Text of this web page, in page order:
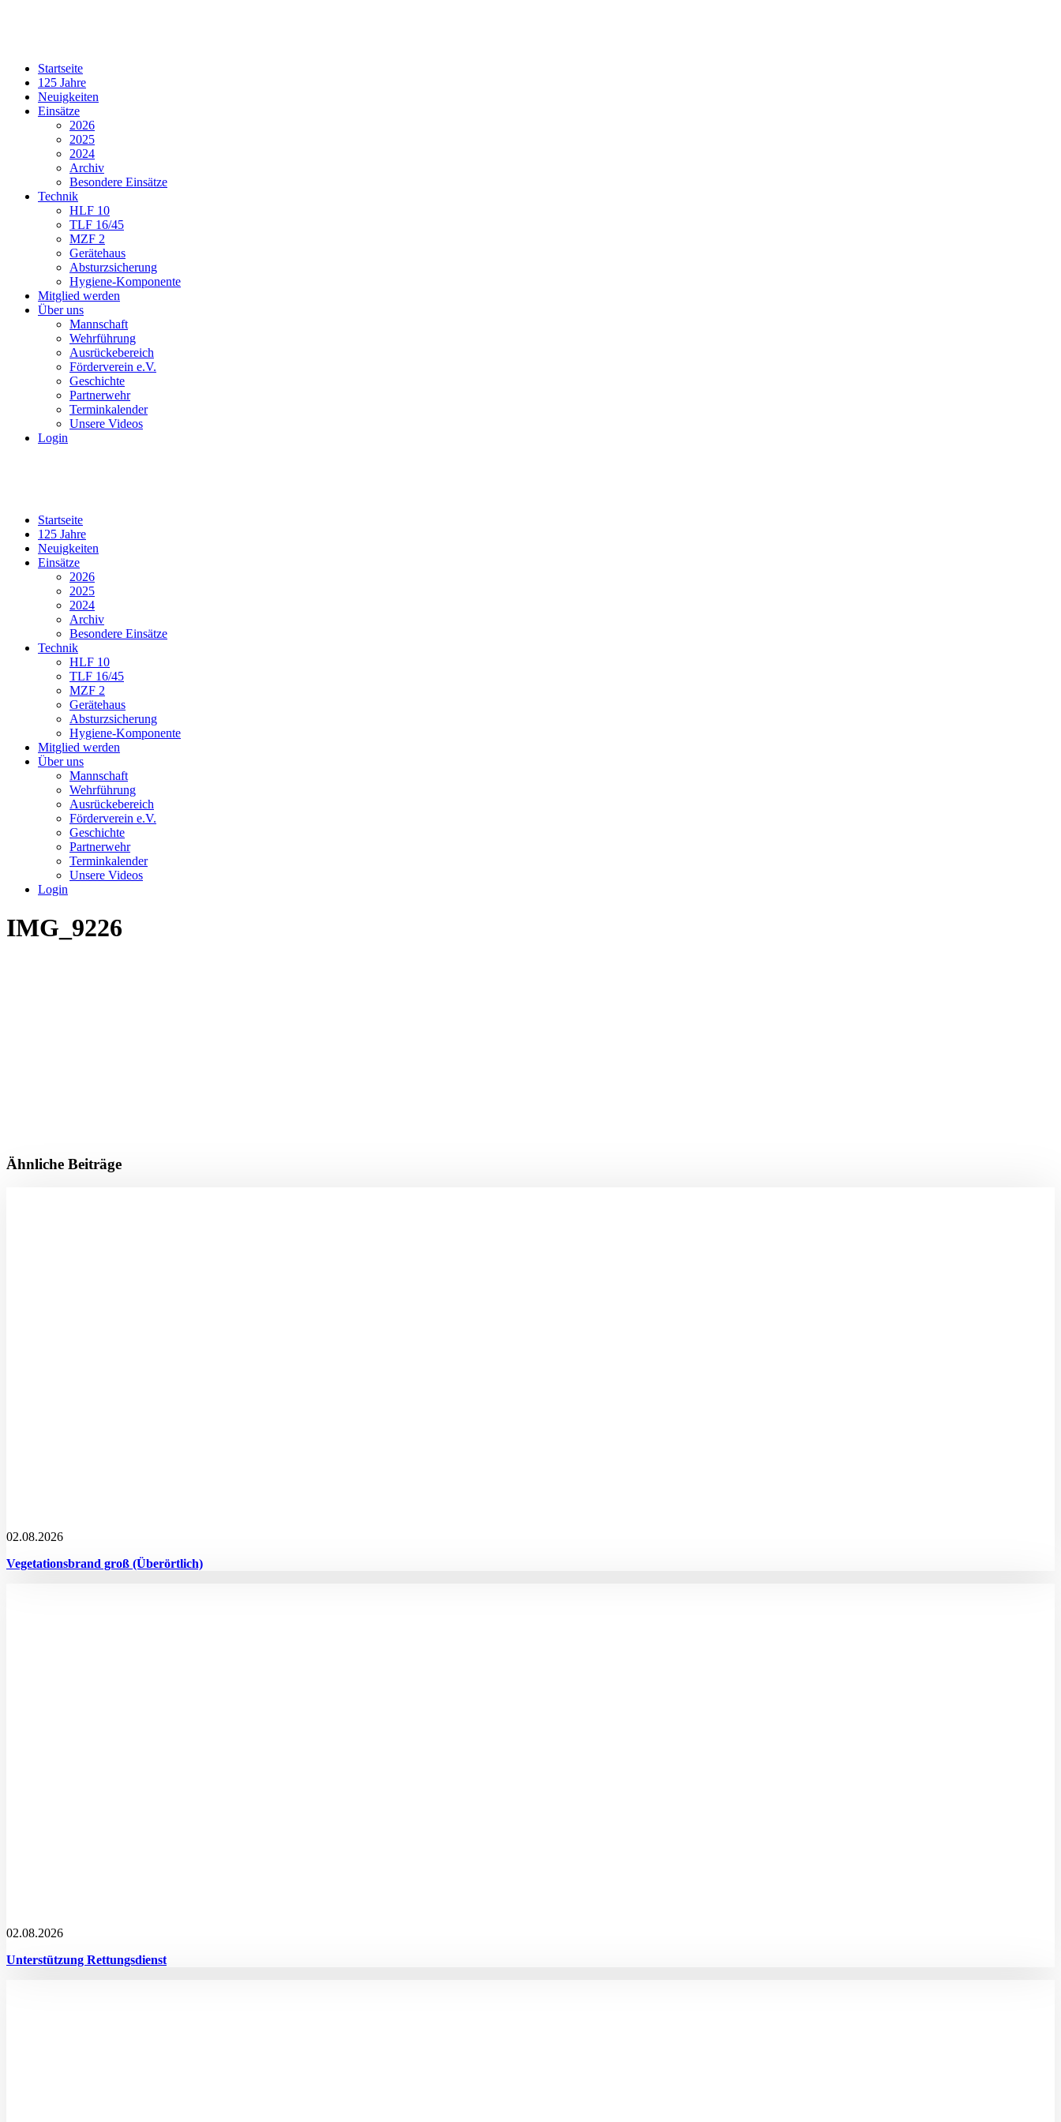
Startseite
125 Jahre
Neuigkeiten
Einsätze
2026
2025
2024
Archiv
Besondere Einsätze
Technik
HLF 10
TLF 16/45
MZF 2
Gerätehaus
Absturzsicherung
Hygiene-Komponente
Mitglied werden
Über uns
Mannschaft
Wehrführung
Ausrückebereich
Förderverein e.V.
Geschichte
Partnerwehr
Terminkalender
Unsere Videos
Login
Startseite
125 Jahre
Neuigkeiten
Einsätze
2026
2025
2024
Archiv
Besondere Einsätze
Technik
HLF 10
TLF 16/45
MZF 2
Gerätehaus
Absturzsicherung
Hygiene-Komponente
Mitglied werden
Über uns
Mannschaft
Wehrführung
Ausrückebereich
Förderverein e.V.
Geschichte
Partnerwehr
Terminkalender
Unsere Videos
Login
IMG_9226
Ähnliche Beiträge
02.08.2026
Vegetationsbrand groß (Überörtlich)
02.08.2026
Unterstützung Rettungsdienst